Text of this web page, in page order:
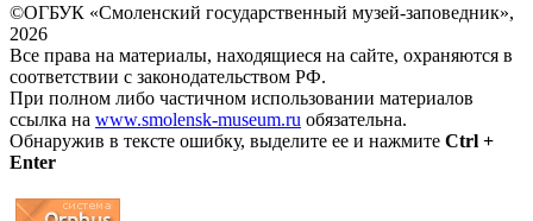
©ОГБУК «Смоленский государственный музей-заповедник»,
2026
Все права на материалы, находящиеся на сайте, охраняются в
соответствии с законодательством РФ.
При полном либо частичном использовании материалов
ссылка на www.smolensk-museum.ru обязательна.
Обнаружив в тексте ошибку, выделите ее и нажмите Ctrl +
Enter